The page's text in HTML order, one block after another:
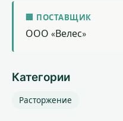
🏢 ПОСТАВЩИК
ООО «Велес»
Категории
Расторжение